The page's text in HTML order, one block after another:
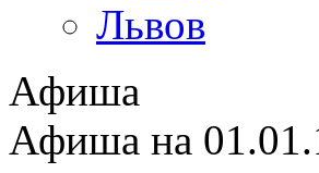
Львов
Афиша
Афиша на